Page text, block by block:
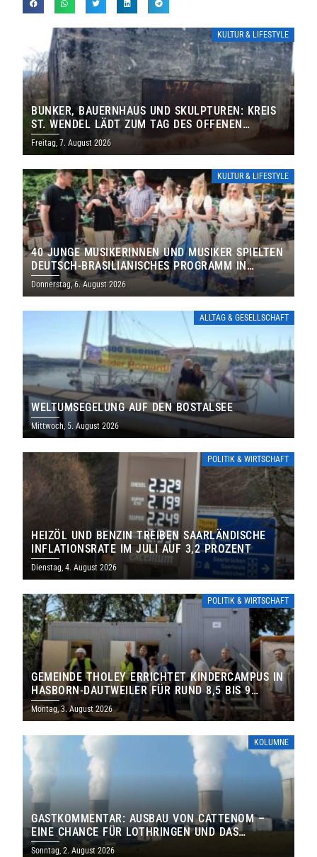
KULTUR & LIFESTYLE
BUNKER, BAUERNHAUS UND SKULPTUREN: KREIS
ST. WENDEL LÄDT ZUM TAG DES OFFENEN
DENKMALS EIN
Freitag, 7. August 2026
KULTUR & LIFESTYLE
40 JUNGE MUSIKERINNEN UND MUSIKER SPIELTEN
DEUTSCH-BRASILIANISCHES PROGRAMM IN
THOLEY
Donnerstag, 6. August 2026
ALLTAG & GESELLSCHAFT
WELTUMSEGELUNG AUF DEN BOSTALSEE
Mittwoch, 5. August 2026
POLITIK & WIRTSCHAFT
HEIZÖL UND BENZIN TREIBEN SAARLÄNDISCHE
INFLATIONSRATE IM JULI AUF 3,2 PROZENT
Dienstag, 4. August 2026
POLITIK & WIRTSCHAFT
GEMEINDE THOLEY ERRICHTET KINDERCAMPUS IN
HASBORN-DAUTWEILER FÜR RUND 8,5 BIS 9
MILLIONEN EURO
Montag, 3. August 2026
KOLUMNE
GASTKOMMENTAR: AUSBAU VON CATTENOM –
EINE CHANCE FÜR LOTHRINGEN UND DAS
SAARLAND
Sonntag, 2. August 2026